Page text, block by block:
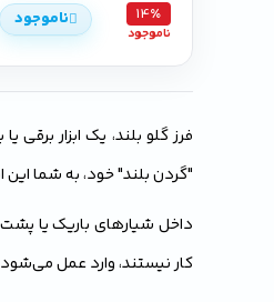
14٪
ناموجود
ناموجود
فرز گلو بلند، یک ابزار
"گردن بلند" خود، به شما این
داخل شیارهای باریک یا پشت
کار نیستند، وارد عمل